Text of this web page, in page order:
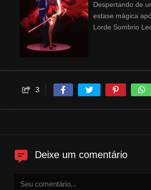
Despertando de
estase mágica
Lorde Sombrio
Vazios, criaturas
exterminaram a
que treina
3
Deixe um comentário